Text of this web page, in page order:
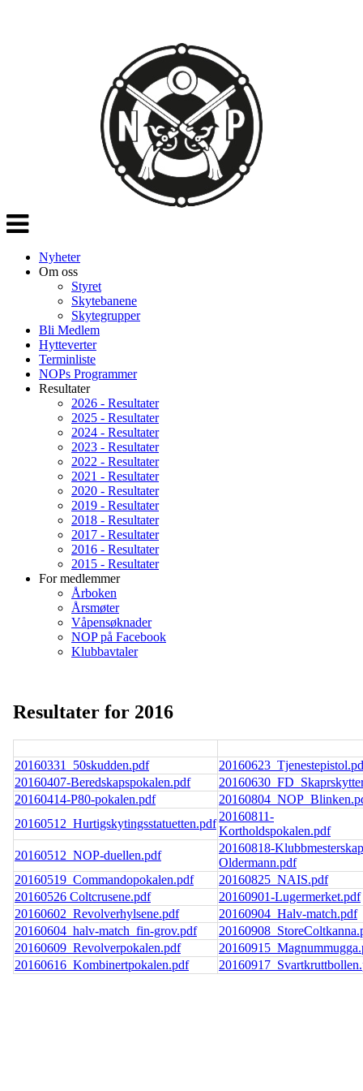
Veksle
navigasjon
Nyheter
Om oss
Styret
Skytebanene
Skytegrupper
Bli Medlem
Hytteverter
Terminliste
NOPs Programmer
Resultater
2026 - Resultater
2025 - Resultater
2024 - Resultater
2023 - Resultater
2022 - Resultater
2021 - Resultater
2020 - Resultater
2019 - Resultater
2018 - Resultater
2017 - Resultater
2016 - Resultater
2015 - Resultater
For medlemmer
Årboken
Årsmøter
Våpensøknader
NOP på Facebook
Klubbavtaler
Resultater for 2016
20160331_50skudden.pdf
20160407-Beredskapspokalen.pdf
20160414-P80-pokalen.pdf
20160512_Hurtigskytingsstatuetten.pdf
20160811-
Kortholdspokalen.pdf
20160512_NOP-duellen.pdf
20160818-
Oldermann.pdf
20160519_Commandopokalen.pdf
20160825_NAIS.pdf
20160526 Coltcrusene.pdf
20160901-Lugermerket.pdf
20160602_Revolverhylsene.pdf
20160904_Halv-match.pdf
20160604_halv-match_fin-grov.pdf
20160609_Revolverpokalen.pdf
20160616_Kombinertpokalen.pdf